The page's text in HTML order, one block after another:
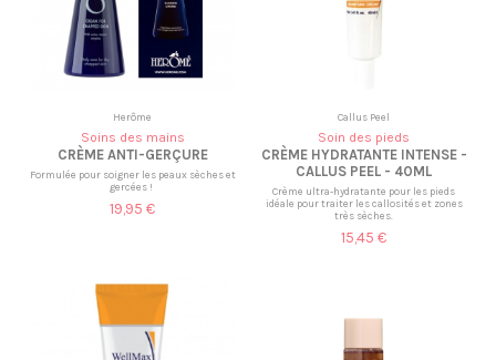
Herôme
Soins des mains
CRÈME ANTI-GERÇURE
Formulée pour soigner les peaux sèches et
gercées !
19,95 €
Callus Peel
Soin des pieds
CRÈME HYDRATANTE INTENSE -
CALLUS PEEL - 40ML
Crème ultra-hydratante pour les pieds
idéale pour traiter les callosités et zones
très sèches.
15,45 €